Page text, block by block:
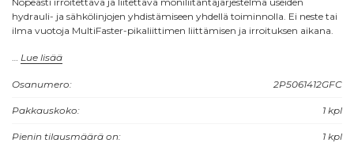
hydrauli- ja sähkölinjojen yhdistämiseen yhdellä toiminnolla. Ei neste tai
ilma vuotoja MultiFaster-pikaliittimen liittämisen ja irroituksen aikana.
Sekä 2P... että 3P... -sarjat on varustettu Flat-face liittimillä.
K3FNP, jotta saavutetaan vaivaton liittäminen ja irrottaminen
Lue lisää
Osanumero: 2P5061412GFC
Pakkauskoko: 1 kpl
Pienin tilausmäärä on: 1 kpl